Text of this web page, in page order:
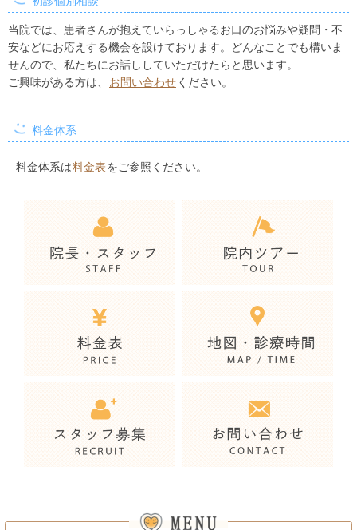
当院では、患者さんが抱えていらっしゃるお口のお悩みや疑問・不
安などにお応えする機会を設けております。どんなことでも構いま
せんので、私たちにお話ししていただけたらと思います。
ご興味がある方は、
お問い合わせ ください。
料金体系
料金体系は料金表をご参照ください。